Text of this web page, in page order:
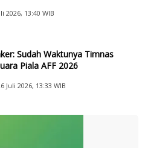
2026, 13:40 WIB
Sudah Waktunya Timnas
Piala AFF 2026
Juli 2026, 13:33 WIB